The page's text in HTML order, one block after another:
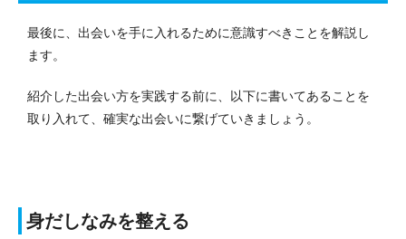
最後に、出会いを手に入れるために意識すべきことを解説し
ます。
紹介した出会い方を実践する前に、以下に書いてあることを
取り入れて、確実な出会いに繋げていきましょう。
身だしなみを整える